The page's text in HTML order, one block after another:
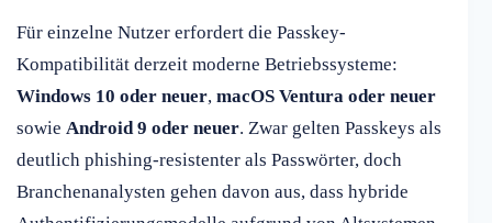
Für einzelne Nutzer erfordert die Passkey-
Kompatibilität derzeit moderne Betriebssysteme:
Windows 10 oder neuer, macOS Ventura oder neuer
sowie Android 9 oder neuer. Zwar gelten Passkeys als
deutlich phishing-resistenter als Passwörter, doch
Branchenanalysten gehen davon aus, dass hybride